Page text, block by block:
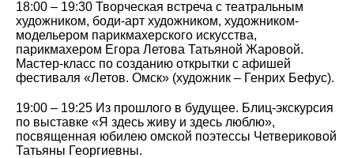
18:00 – 19:30 Творческая встреча с театральным
художником, боди-арт художником, художником-
модельером парикмахерского искусства,
парикмахером Егора Летова Татьяной Жаровой.
Мастер-класс по созданию открытки с афишей
фестиваля «Летов. Омск» (художник – Генрих Бефус).
19:00 – 19:25 Из прошлого в будущее. Блиц-экскурсия
по выставке «Я здесь живу и здесь люблю»,
посвященная юбилею омской поэтессы Четвериковой
Татьяны Георгиевны.